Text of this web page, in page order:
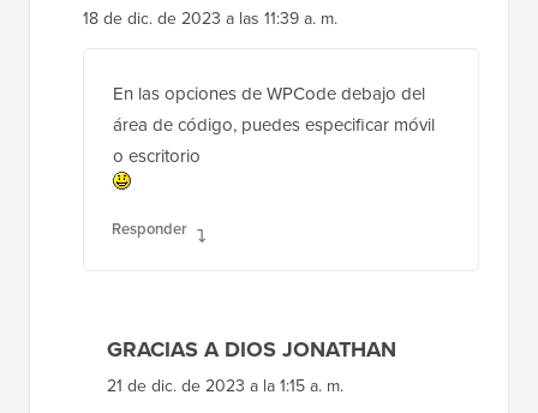
18 de dic. de 2023 a las 11:39 a. m.
En las opciones de WPCode debajo del
área de código, puedes especificar móvil
o escritorio
Responder
GRACIAS A DIOS JONATHAN
21 de dic. de 2023 a la 1:15 a. m.